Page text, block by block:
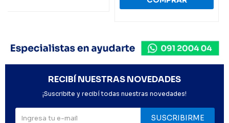
RECIBÍ NUESTRAS NOVEDADES
¡Suscribite y recibí todas nuestras novedades!
SUSCRIBIRME